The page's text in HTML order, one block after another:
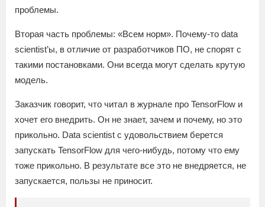
проблемы.
Вторая часть проблемы: «Всем норм». Почему-то data
scientist’ы, в отличие от разработчиков ПО, не спорят с
такими постановками. Они всегда могут сделать крутую
модель.
Заказчик говорит, что читал в журнале про TensorFlow и
хочет его внедрить. Он не знает, зачем и почему, но это
прикольно. Data scientist с удовольствием берется
запускать TensorFlow для чего-нибудь, потому что ему
тоже прикольно. В результате все это не внедряется, не
запускается, пользы не приносит.